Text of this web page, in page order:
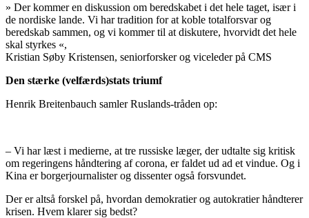
» Der kommer en diskussion om beredskabet i det hele taget, især i
de nordiske lande. Vi har tradition for at koble totalforsvar og
beredskab sammen, og vi kommer til at diskutere, hvorvidt det hele
skal styrkes «,
Kristian Søby Kristensen, seniorforsker og viceleder på CMS
Den stærke (velfærds)stats triumf
Henrik Breitenbauch samler Ruslands-tråden op:
– Vi har læst i medierne, at tre russiske læger, der udtalte sig kritisk
om regeringens håndtering af corona, er faldet ud ad et vindue. Og i
Kina er borgerjournalister og dissenter også forsvundet.
Der er altså forskel på, hvordan demokratier og autokratier håndterer
krisen. Hvem klarer sig bedst?